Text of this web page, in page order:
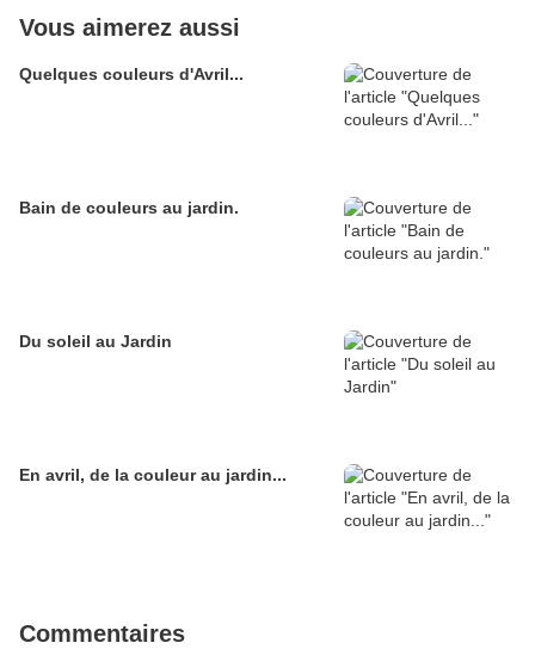
Vous aimerez aussi
Quelques couleurs d'Avril...
Bain de couleurs au jardin.
Du soleil au Jardin
En avril, de la couleur au jardin...
Commentaires